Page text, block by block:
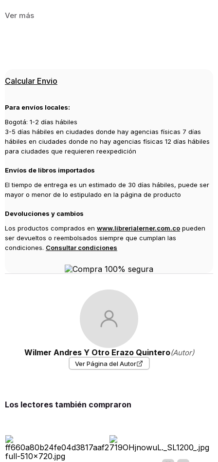
UCAUCA
2017
Calcular Envio
Para envíos locales:
Bogotá: 1-2 días hábiles
3-5 días hábiles en ciudades donde hay agencias físicas 7 días
hábiles en ciudades donde no hay agencias físicas 12 días hábiles
para ciudades que requieren reexpedición
Envíos de libros importados
El tiempo de entrega es un estimado de 30 días hábiles, puede ser
mayor o menor de lo estipulado en la página de producto
Devoluciones y cambios
Los productos comprados en www.librerialerner.com.co pueden
ser devueltos o reembolsados siempre que cumplan las
condiciones. Consultar condiciones
Wilmer Andres Y Otro Erazo Quintero(Autor)
Ver Página del Autor
Los lectores también compraron